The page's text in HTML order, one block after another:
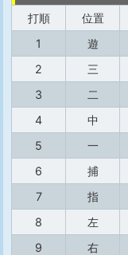
打順
位置
1
遊
2
三
3
二
4
中
5
一
6
捕
7
指
8
左
9
右